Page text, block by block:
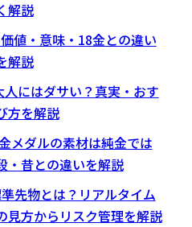
解説
値・意味・18金との違い
解説
人にはダサい？真実・おす
方を解説
メダルの素材は純金では
・昔との違いを解説
準先物とは？リアルタイム
見方からリスク管理を解説